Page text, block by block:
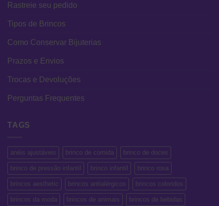
Rastreie seu pedido
Tipos de Brincos
Como Conservar Bijuterias
Prazos e Envios
Trocas e Devoluções
Perguntas Frequentes
TAGS
anéis ajustáveis brinco de comida brinco de doces
brinco de pressão infantil brinco infantil brinco rosa
brincos aesthetic brincos antialérgicos brincos coloridos
brincos da moda brincos de animais brincos de bebidas